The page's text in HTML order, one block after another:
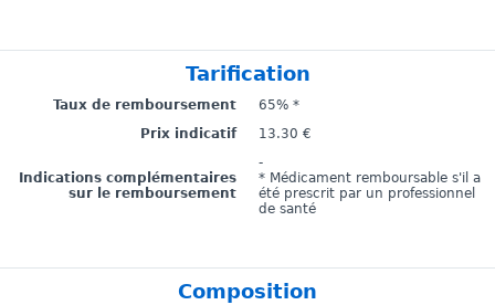
Tarification
Taux de remboursement
65% *
Prix indicatif
13.30 €
Indications complémentaires
sur le remboursement
-
* Médicament remboursable s'il a
été prescrit par un professionnel
de santé
Composition